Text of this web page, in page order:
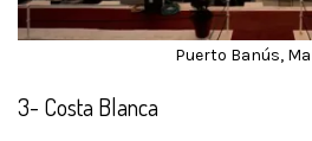
Puerto Banús,
3- Costa Blanca